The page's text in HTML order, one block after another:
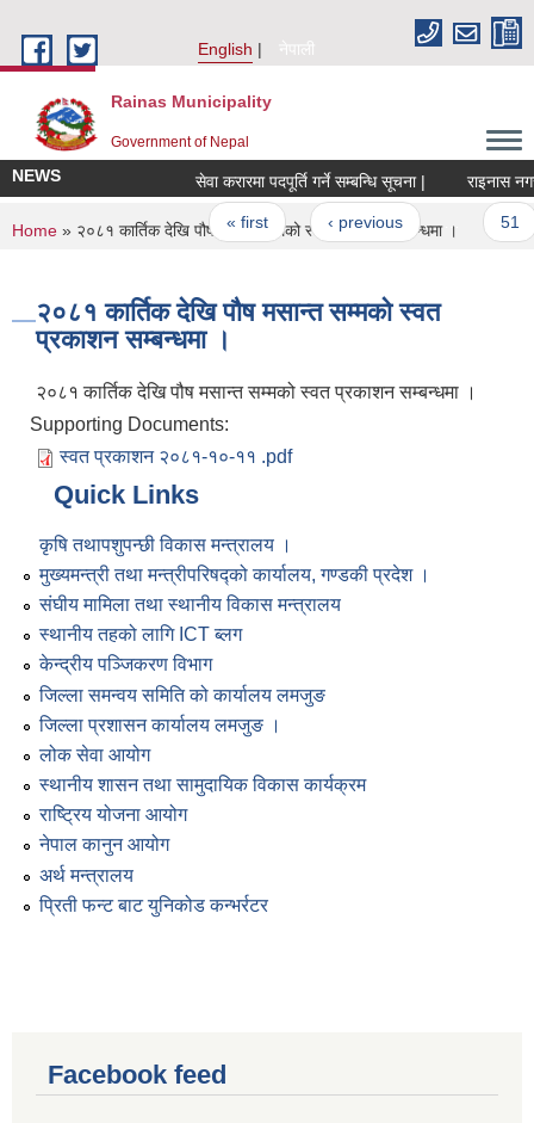
English
नेपाली
Rainas Municipality
Government of Nepal
NEWS सेवा करारमा पदपूर्ति गर्ने सम्बन्धि सूचना | राइनास
Pages
« first ‹ previous … 51
You are here
Home » २०८१ कार्तिक देखि पौष मसान्त सम्मको स्वत प्रकाशन सम्बन्धमा ।
२०८१ कार्तिक देखि पौष मसान्त सम्मको स्वत
प्रकाशन सम्बन्धमा ।
२०८१ कार्तिक देखि पौष मसान्त सम्मको स्वत प्रकाशन सम्बन्धमा ।
Supporting Documents:
स्वत प्रकाशन २०८१-१०-११ .pdf
Quick Links
कृषि तथापशुपन्छी विकास मन्त्रालय ।
मुख्यमन्त्री तथा मन्त्रीपरिषद्को कार्यालय, गण्डकी प्रदेश ।
संघीय मामिला तथा स्थानीय विकास मन्त्रालय
स्थानीय तहको लागि ICT ब्लग
केन्द्रीय पञ्जिकरण विभाग
जिल्ला समन्वय समिति को कार्यालय लमजुङ
जिल्ला प्रशासन कार्यालय लमजुङ ।
लोक सेवा आयोग
स्थानीय शासन तथा सामुदायिक विकास कार्यक्रम
राष्ट्रिय योजना आयोग
नेपाल कानुन आयोग
अर्थ मन्त्रालय
प्रिती फन्ट बाट युनिकोड कन्भर्रटर
Facebook feed